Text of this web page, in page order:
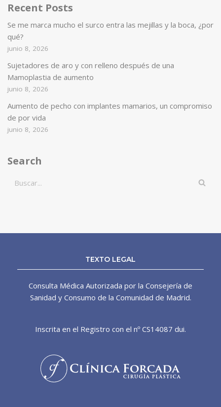
Recent Posts
Se me marca mucho el surco entra las mejillas y la boca, ¿por
qué?
junio 8, 2026
Sujetadores de aro y con relleno después de una
Mamoplastia de aumento
junio 8, 2026
Aumento de pecho con implantes mamarios, un compromiso
de por vida
junio 8, 2026
Search
TEXTO LEGAL
Consulta Médica Autorizada por la Consejería de
Sanidad y Consumo de la Comunidad de Madrid.
Inscrita en el Registro con el nº CS14087 dui.